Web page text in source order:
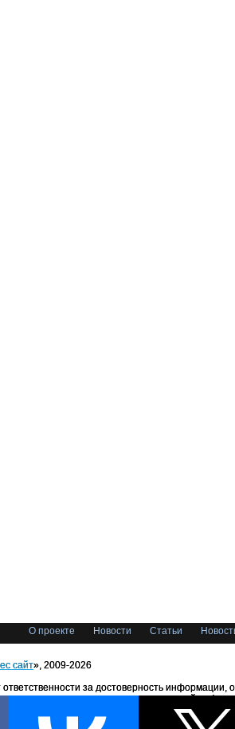
О проекте Новости Статьи
сайт», 2009-2026
за достоверность информации,
не предоставляет справочной
опубликованные на сайте, защищены в